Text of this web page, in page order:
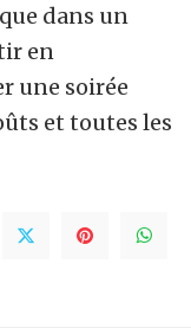
dans un
en
une soirée
et toutes les